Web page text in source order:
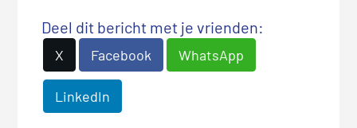
Deel dit bericht met je vrienden:
X Facebook WhatsApp
LinkedIn